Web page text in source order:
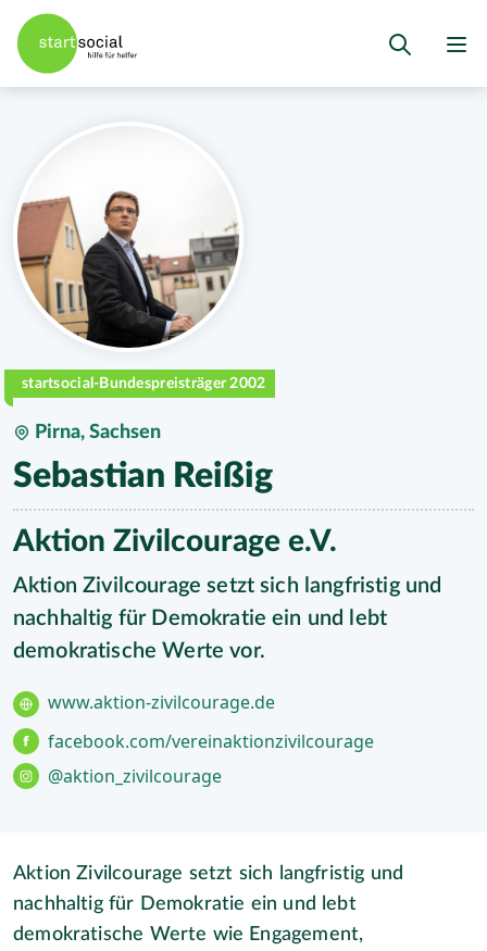
startsocial-Bundespreisträger 2002
Pirna, Sachsen
Sebastian Reißig
Aktion Zivilcourage e.V.
Aktion Zivilcourage setzt sich langfristig und
nachhaltig für Demokratie ein und lebt
demokratische Werte vor.
www.aktion-zivilcourage.de
facebook.com/vereinaktionzivilcourage
@aktion_zivilcourage
Aktion Zivilcourage setzt sich langfristig und
nachhaltig für Demokratie ein und lebt
demokratische Werte wie Engagement,